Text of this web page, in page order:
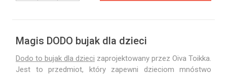
Magis DODO bujak dla dzieci
Dodo to bujak dla dzieci zaprojektowany przez Oiva Toikka.
Jest to przedmiot, który zapewni dzieciom mnóstwo